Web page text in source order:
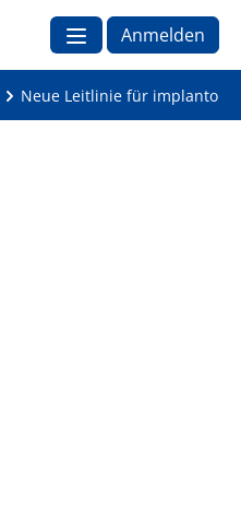
Anmelden
Neue Leitlinie für